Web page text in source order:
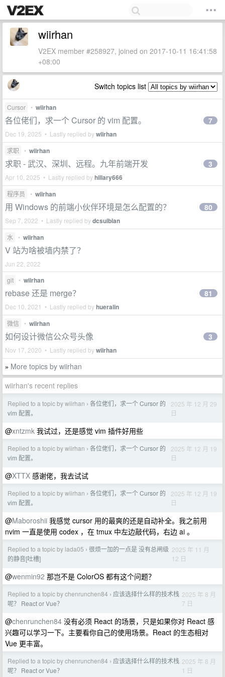
wiirhan
V2EX member #258927, joined on 2017-10-11 16:41:58
+08:00
Switch topics list
Cursor • wiirhan
各位佬们，求一个 Cursor 的 vim 配置。
Dec 19, 2025 • Lastly replied bywiirhan
7
求职 • wiirhan
求职 - 武汉、深圳、远程。九年前端开发
Apr 10, 2025 • Lastly replied byhillary666
3
程序员 • wiirhan
用 Windows 的前端小伙伴环境是怎么配置的？
Sep 7, 2022 • Lastly replied bydcsuibian
80
水 • wiirhan
V 站为啥被墙内禁了？
Jun 22, 2022
git
• wiirhan
rebase 还是 merge？
Dec 10, 2021 • Lastly replied byhueralin
81
微信 • wiirhan
如何设计微信公众号头像
Nov 17, 2020 • Lastly replied bywiirhan
3
» More topics by wiirhan
wiirhan's recent replies
Replied to a topic by wiirhan › 各位佬们，求一个 Cursor 的
vim 配置。
2025 年 12 月 29
日
@xntzmk 我试过，还是感觉 vim 插件好用些
Replied to a topic by wiirhan › 各位佬们，求一个 Cursor 的
vim 配置。
2025 年 12 月 19
日
@XTTX 感谢佬，我去试试
Replied to a topic by wiirhan › 各位佬们，求一个 Cursor 的
vim 配置。
2025 年 12 月 19
日
@Maboroshii 我感觉 cursor 用的最爽的还是自动补全。我之前用
nvim 一直是使用 codex ，在 tmux 中左边敲代码，右边 ai 。
Replied to a topic by lada05 › 很烦一加的一点是 没有总闸级
的静音[吐槽]
2025 年 11 月
12 日
@wenmin92 那岂不是 ColorOS 都有这个问题？
Replied to a topic by chenrunchen84 › 应该选择什么样的技术栈
呢？ React or Vue？
2025 年 8 月
7 日
@chenrunchen84 没有必须 React 的场景，只是如果你对 React 感
兴趣可以学习一下。主要看你自己的使用场景。React 的生态相对
Vue 更丰富。
Replied to a topic by chenrunchen84 › 应该选择什么样的技术栈
呢？ React or Vue？
2025 年 8 月
1 日